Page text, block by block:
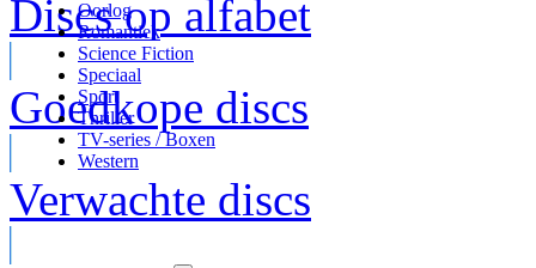
Discs op alfabet
Goedkope discs
Verwachte discs
Oorlog
Romantiek
Science Fiction
Speciaal
Sport
Thriller
TV-series / Boxen
Western